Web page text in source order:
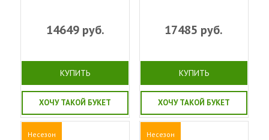
14649руб.
КУПИТЬ
ХОЧУ ТАКОЙ БУКЕТ
17485 руб.
КУПИТЬ
ХОЧУ ТАКОЙ БУКЕТ
Несезон Несезон